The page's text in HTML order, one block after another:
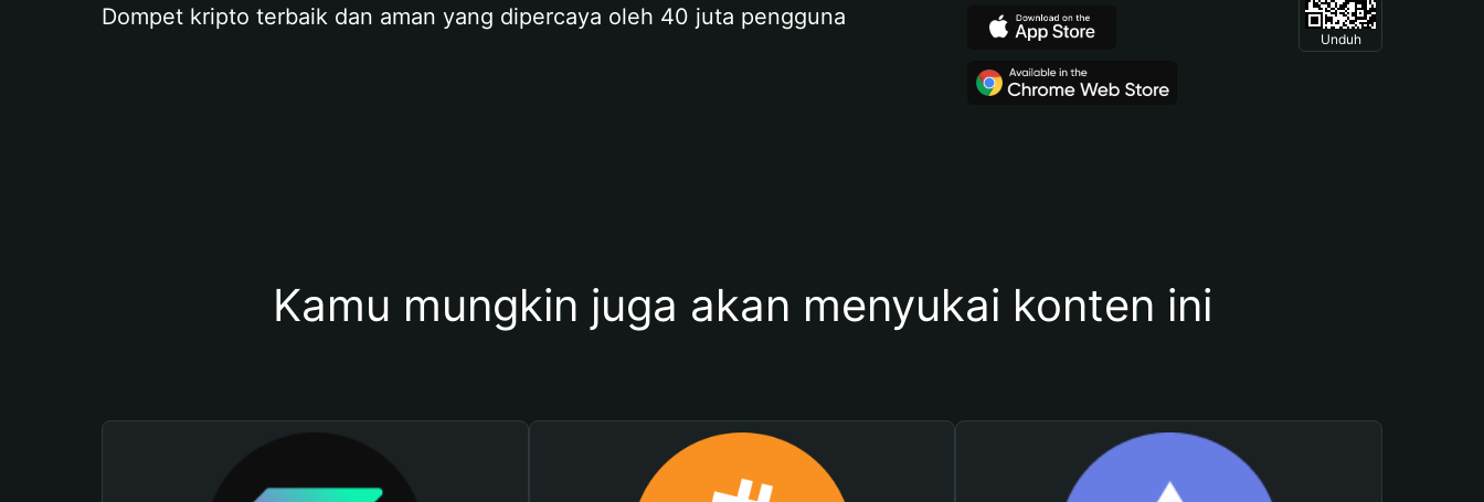
Dompet kripto terbaik dan aman yang dipercaya oleh 40 juta pengguna
Unduh
Kamu mungkin juga akan menyukai konten ini